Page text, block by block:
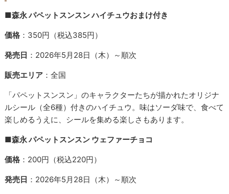
■森永 パペットスンスン ハイチュウおまけ付き
価格 ：350円（税込385円）
発売日 ：2026年5月28日（木）～順次
販売エリア ：全国
「パペットスンスン」のキャラクターたちが描かれたオリジナ
ルシール（全6種）付きのハイチュウ。味はソーダ味で、食べて
楽しめるうえに、シールを集める楽しさもあります。
■森永 パペットスンスン ウェファーチョコ
価格 ：200円（税込220円）
発売日 ：2026年5月28日（木）～順次